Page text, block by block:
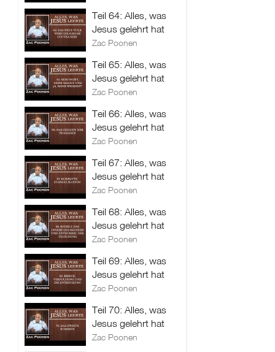
Teil 64: Alles, was
Jesus gelehrt hat
Zac Poonen
Teil 65: Alles, was
Jesus gelehrt hat
Zac Poonen
Teil 66: Alles, was
Jesus gelehrt hat
Zac Poonen
Teil 67: Alles, was
Jesus gelehrt hat
Zac Poonen
Teil 68: Alles, was
Jesus gelehrt hat
Zac Poonen
Teil 69: Alles, was
Jesus gelehrt hat
Zac Poonen
Teil 70: Alles, was
Jesus gelehrt hat
Zac Poonen